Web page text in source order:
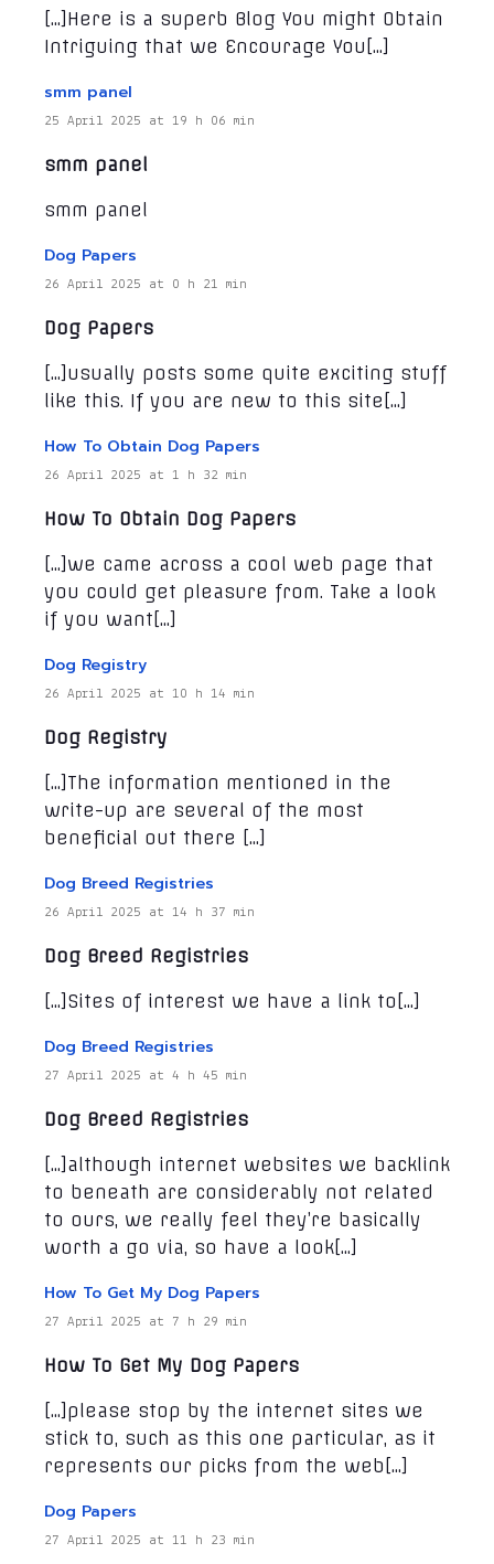
[…]Here is a superb Blog You might Obtain
Intriguing that we Encourage You[…]
smm panel
25 April 2025 at 19 h 06 min
smm panel
smm panel
Dog Papers
26 April 2025 at 0 h 21 min
Dog Papers
[…]usually posts some quite exciting stuff
like this. If you are new to this site[…]
How To Obtain Dog Papers
26 April 2025 at 1 h 32 min
How To Obtain Dog Papers
[…]we came across a cool web page that
you could get pleasure from. Take a look
if you want[…]
Dog Registry
26 April 2025 at 10 h 14 min
Dog Registry
[…]The information mentioned in the
write-up are several of the most
beneficial out there […]
Dog Breed Registries
26 April 2025 at 14 h 37 min
Dog Breed Registries
[…]Sites of interest we have a link to[…]
Dog Breed Registries
27 April 2025 at 4 h 45 min
Dog Breed Registries
[…]although internet websites we backlink
to beneath are considerably not related
to ours, we really feel they’re basically
worth a go via, so have a look[…]
How To Get My Dog Papers
27 April 2025 at 7 h 29 min
How To Get My Dog Papers
[…]please stop by the internet sites we
stick to, such as this one particular, as it
represents our picks from the web[…]
Dog Papers
27 April 2025 at 11 h 23 min